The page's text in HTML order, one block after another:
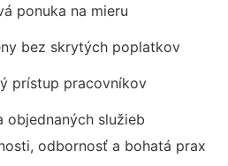
ponuka na mieru
bez skrytých poplatkov
prístup pracovníkov
objednaných služieb
odbornosť a bohatá prax